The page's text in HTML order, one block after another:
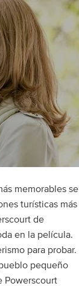
memorables se
turísticas más
de
en la película.
para probar.
pequeño
Powerscourt